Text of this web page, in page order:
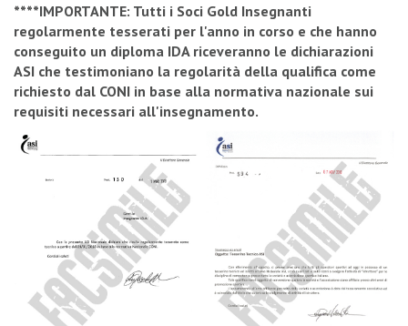
****IMPORTANTE: Tutti i Soci Gold Insegnanti
regolarmente tesserati per l'anno in corso e che hanno
conseguito un diploma IDA riceveranno le dichiarazioni
ASI che testimoniano la regolarità della qualifica come
richiesto dal CONI in base alla normativa nazionale sui
requisiti necessari all'insegnamento.